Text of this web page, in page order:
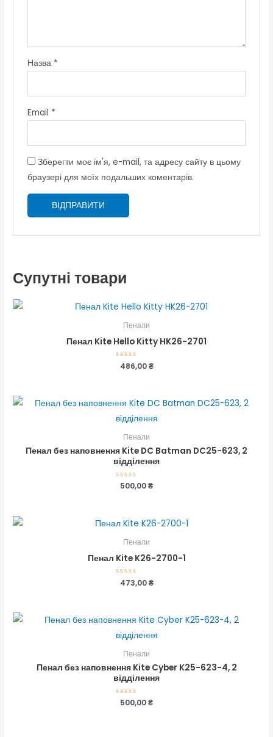
Назва *
Email *
Зберегти моє ім'я, e-mail, та адресу сайту в цьому
браузері для моїх подальших коментарів.
Супутні товари
Пенали
Пенал Kite Hello Kitty HK26-2701
Оцінено
486,00₴
Пенали
Пенал без наповнення Kite DC Batman DC25-623, 2
відділення
Оцінено
500,00₴
Пенали
Пенал Kite K26-2700-1
Оцінено
473,00₴
Пенали
Пенал без наповнення Kite Cyber K25-623-4, 2
відділення
Оцінено
500,00₴